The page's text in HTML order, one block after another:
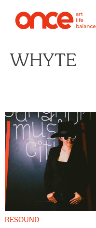
WHYTE
RESOUND